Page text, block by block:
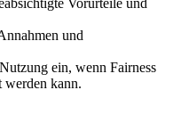
Vorurteile und
und
ein, wenn Fairness
werden kann.